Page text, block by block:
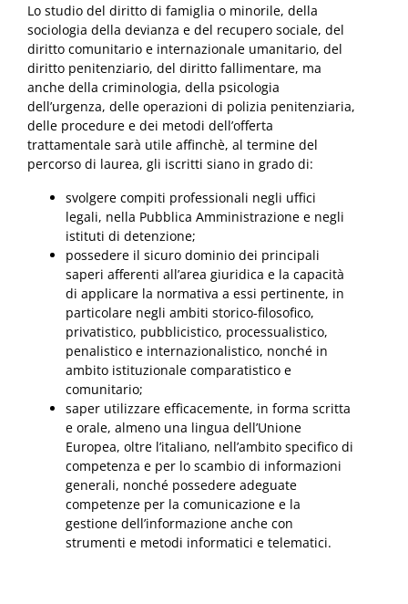
Lo studio del diritto di famiglia o minorile, della
sociologia della devianza e del recupero sociale, del
diritto comunitario e internazionale umanitario, del
diritto penitenziario, del diritto fallimentare, ma
anche della criminologia, della psicologia
dell’urgenza, delle operazioni di polizia penitenziaria,
delle procedure e dei metodi dell’offerta
trattamentale sarà utile affinchè, al termine del
percorso di laurea, gli iscritti siano in grado di:
svolgere compiti professionali negli uffici
legali, nella Pubblica Amministrazione e negli
istituti di detenzione;
possedere il sicuro dominio dei principali
saperi afferenti all’area giuridica e la capacità
di applicare la normativa a essi pertinente, in
particolare negli ambiti storico-filosofico,
privatistico, pubblicistico, processualistico,
penalistico e internazionalistico, nonché in
ambito istituzionale comparatistico e
comunitario;
saper utilizzare efficacemente, in forma scritta
e orale, almeno una lingua dell’Unione
Europea, oltre l’italiano, nell’ambito specifico di
competenza e per lo scambio di informazioni
generali, nonché possedere adeguate
competenze per la comunicazione e la
gestione dell’informazione anche con
strumenti e metodi informatici e telematici.